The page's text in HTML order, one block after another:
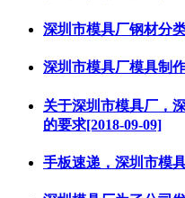
深圳市模具厂钢材分
深圳市模具厂模具制
关于深圳市模具厂，
的要求[2018-09-09]
手板速递，深圳市模